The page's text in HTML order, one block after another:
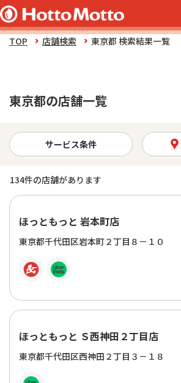
TOP 店舗検索 東京都 検索結果一覧
東京都の店舗一覧
サービス条件
134件の店舗があります
ほっともっと 岩本町店
東京都千代田区岩本町２丁目８－１０
ほっともっと Ｓ西神田２丁目店
東京都千代田区西神田２丁目３－１８